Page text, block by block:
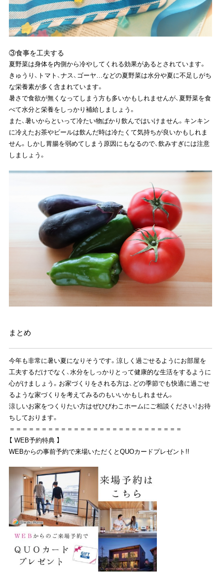
③食事を工夫する
夏野菜は身体を内側から冷やしてくれる効果があるとされています。
きゅうり、トマト、ナス、ゴーヤ…などの夏野菜は水分や夏に不足しがち
な栄養素が多く含まれています。
暑さで食欲が無くなってしまう方も多いかもしれませんが、夏野菜を食
べて水分と栄養をしっかり補給しましょう。
また、暑いからといって冷たい物ばかり飲んではいけません。キンキン
に冷えたお茶やビールは飲んだ時は冷たくて気持ちが良いかもしれま
せん。しかし胃腸を弱めてしまう原因にもなるので、飲みすぎには注意
しましょう。
まとめ
今年も非常に暑い夏になりそうです。涼しく過ごせるようにお部屋を
工夫するだけでなく、水分をしっかりとって健康的な生活をするように
心がけましょう。お家づくりをされる方は、どの季節でも快適に過ごせ
るような家づくりを考えてみるのもいいかもしれません。
涼しいお家をつくりたい方はぜひびわこホームにご相談ください！お待
ちしております。
＝＝＝＝＝＝＝＝＝＝＝＝＝＝＝＝＝＝＝＝＝＝＝＝＝＝＝
【 WEB予約特典 】
WEBからの事前予約で来場いただくとQUOカードプレゼント!!